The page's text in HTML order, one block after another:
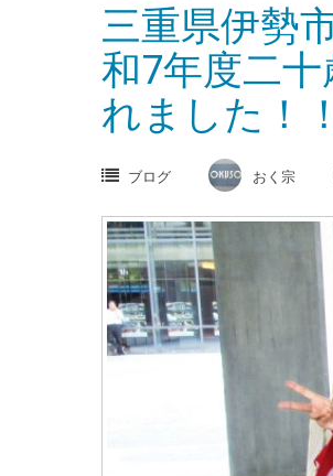
三重県伊勢
和7年度二
れました！！
ブログ おく宗